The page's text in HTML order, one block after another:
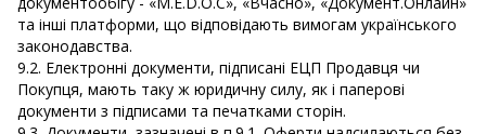
та інші платформи, що відповідають вимогам українського
законодавства.
9.2. Електронні документи, підписані ЕЦП Продавця чи
Покупця, мають таку ж юридичну силу, як і паперові
документи з підписами та печатками сторін.